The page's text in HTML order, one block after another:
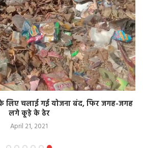
लिए चलाई गई योजना बंद, फिर जगह-जगह
लगे कूड़े के ढेर
April 21, 2021